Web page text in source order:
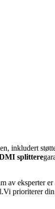
inkludert
splittere
av eksperter
prioriterer